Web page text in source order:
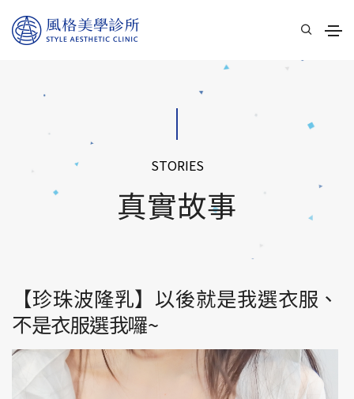
STORIES
真實故事
【珍珠波隆乳】以後就是我選衣服、
不是衣服選我囉~